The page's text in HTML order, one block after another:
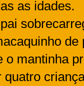
as idades.
o mantinha
quatro